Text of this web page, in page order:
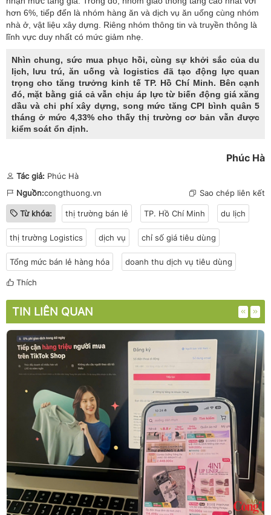
hơn 6%, tiếp đến là nhóm hàng ăn và dịch vụ ăn uống cùng nhóm
nhà ở, vật liệu xây dựng. Riêng nhóm thông tin và truyền thông là
lĩnh vực duy nhất có mức giảm nhẹ.
Nhìn chung, sức mua phục hồi, cùng sự khởi sắc của du
lịch, lưu trú, ăn uống và logistics đã tạo động lực quan
trọng cho tăng trưởng kinh tế TP. Hồ Chí Minh. Bên cạnh
đó, mặt bằng giá cả vẫn chịu áp lực từ biến động giá xăng
dầu và chi phí xây dựng, song mức tăng CPI bình quân 5
tháng ở mức 4,33% cho thấy thị trường cơ bản vẫn được
kiểm soát ổn định.
Phúc Hà
Tác giả: Phúc Hà
Nguồn:congthuong.vn Sao chép liên kết
Từ khóa: thị trường bán lẻ TP. Hồ Chí Minh du lịch
thị trường Logistics dịch vụ chỉ số giá tiêu dùng
Tổng mức bán lẻ hàng hóa doanh thu dịch vụ tiêu dùng
Thích
TIN LIÊN QUAN